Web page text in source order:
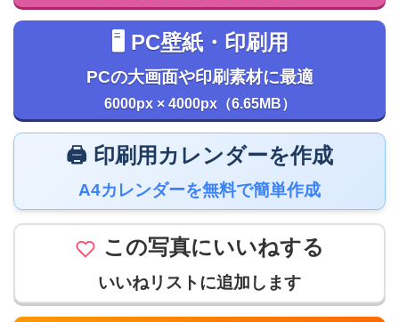
🖥️ PC壁紙・印刷用
PCの大画面や印刷素材に最適
6000px × 4000px（6.65MB）
🖨️ 印刷用カレンダーを作成
A4カレンダーを無料で簡単作成
この写真にいいねする
いいねリストに追加します